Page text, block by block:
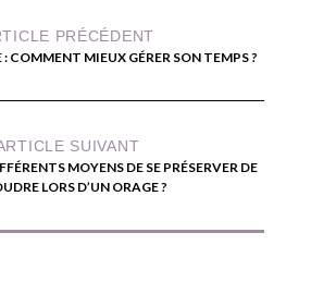
PRÉCÉDENT
COMMENT MIEUX GÉRER SON TEMPS ?
SUIVANT
MOYENS DE SE PRÉSERVER DE
LORS D’UN ORAGE ?